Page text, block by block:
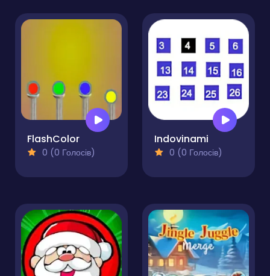
FlashColor
0 (0 Голосів)
Indovinami
0 (0 Голосів)